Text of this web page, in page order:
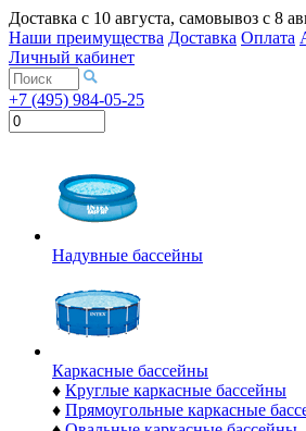
Доставка с 10 августа, самовывоз с 8
Наши преимущества Доставка Оплата
Личный кабинет
+7 (495) 984-05-25
Надувные бассейны
Каркасные бассейны
♦ Круглые каркасные бассейны
♦ Прямоугольные каркасные